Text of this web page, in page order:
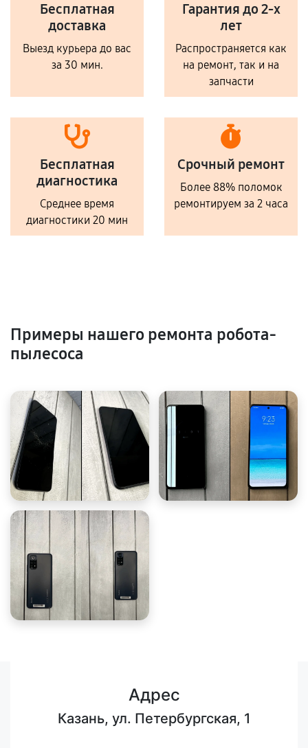
Бесплатная
доставка
Выезд курьера до вас
за 30 мин.
Гарантия до 2-х
лет
Распространяется как
на ремонт, так и на
запчасти
Бесплатная
диагностика
Среднее время
диагностики 20 мин
Срочный ремонт
Более 88% поломок
ремонтируем за 2 часа
Примеры нашего ремонта робота-
пылесоса
Адрес
Казань, ул. Петербургская, 1